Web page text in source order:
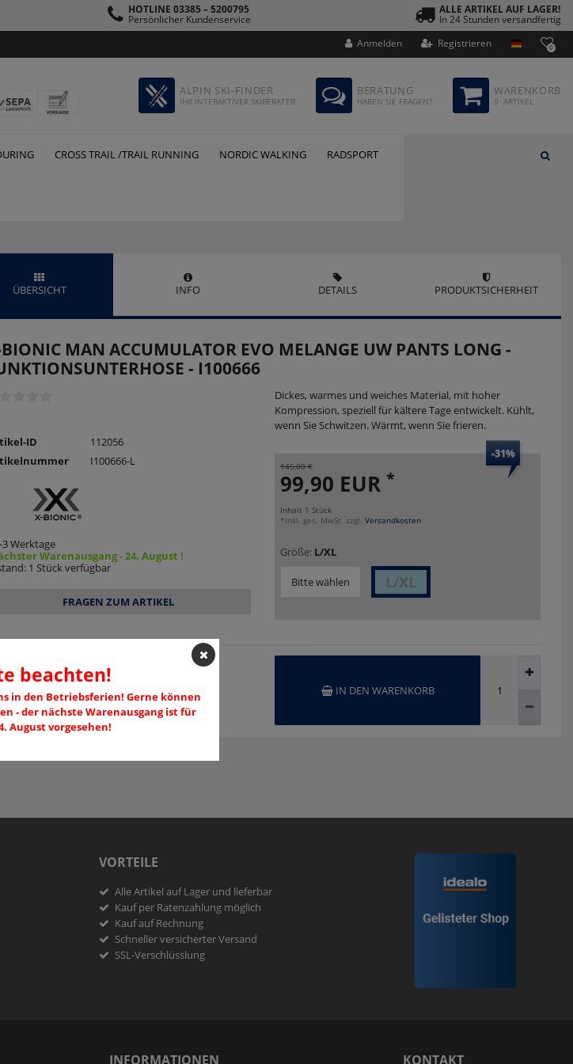
HOTLINE 03385 – 5200795
Persönlicher Kundenservice
ALLE ARTIKEL AUF LAGER!
In 24 Stunden versandfertig
Anmelden
Registrieren 0
ALPIN SKI-FINDER
IHR INTERAKTIVER SKIBERATER
BERATUNG
HABEN SIE FRAGEN?
WARENKORB
0 ARTIKEL
CROSS TRAIL /TRAIL RUNNING NORDIC WALKING RADSPORT
ÜBERSICHT INFO DETAILS PRODUKTSICHERHEIT
MAN ACCUMULATOR EVO MELANGE UW PANTS LONG -
- I100666
ID
112056
I100666-L
Werktage
Warenausgang - 24. August !
1 Stück verfügbar
FRAGEN ZUM ARTIKEL
Dickes, warmes und weiches Material, mit hoher
Kompression, speziell für kältere Tage entwickelt. Kühlt,
wenn Sie Schwitzen. Wärmt, wenn Sie frieren.
-31%
145,00 €
99,90 EUR *
Inhalt 1 Stück
*inkl. ges. MwSt. zzgl. Versandkosten
Größe: L/XL
Bitte wählen L/XL
Wunschliste
IN DEN WARENKORB
VORTEILE
Alle Artikel auf Lager und lieferbar
Kauf per Ratenzahlung möglich
Kauf auf Rechnung
Schneller versicherter Versand
SSL-Verschlüsslung
INFORMATIONEN KONTAKT
beachten!
in den Betriebsferien! Gerne können
- der nächste Warenausgang ist für
August vorgesehen!